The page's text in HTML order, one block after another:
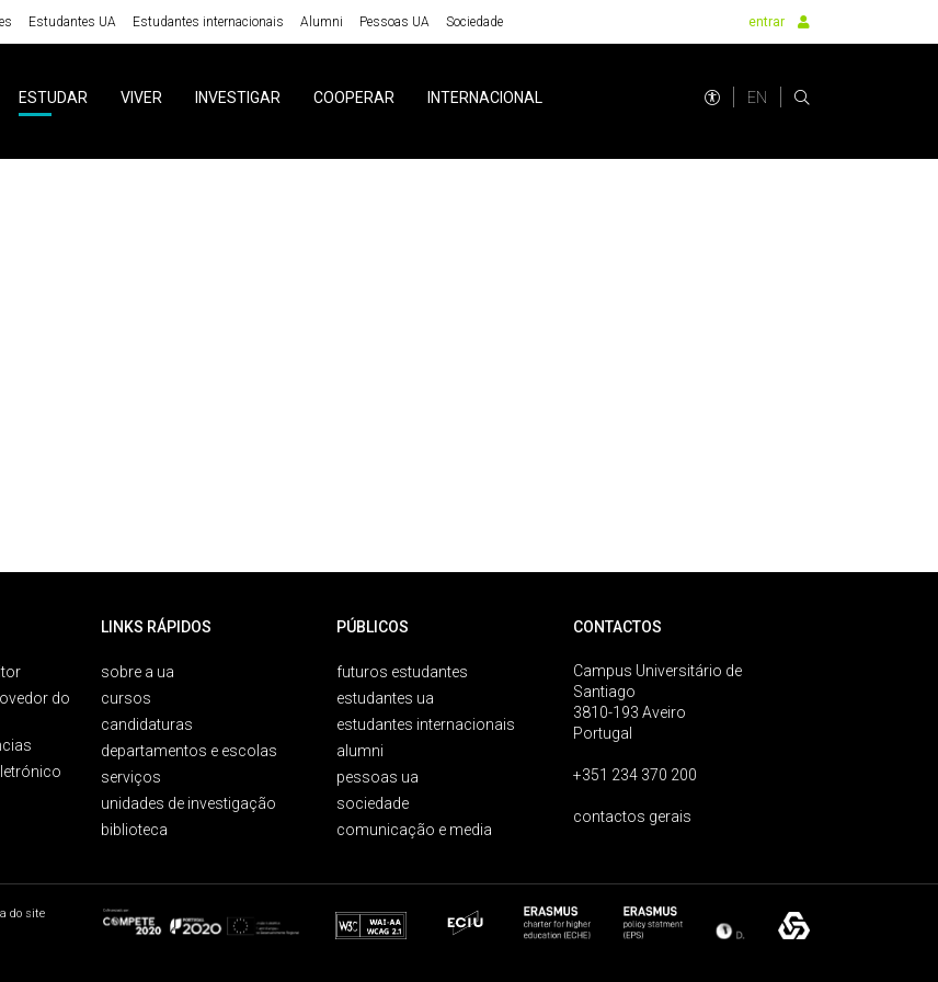
Estudantes UA Estudantes internacionais Alumni Pessoas UA Sociedade entrar
ESTUDAR VIVER INVESTIGAR COOPERAR INTERNACIONAL EN
do
LINKS RÁPIDOS
sobre a ua
cursos
candidaturas
departamentos e escolas
serviços
unidades de investigação
biblioteca
PÚBLICOS
futuros estudantes
estudantes ua
estudantes internacionais
alumni
pessoas ua
sociedade
comunicação e media
CONTACTOS
Campus Universitário de
Santiago
3810-193 Aveiro
Portugal
+351 234 370 200
contactos gerais
do site